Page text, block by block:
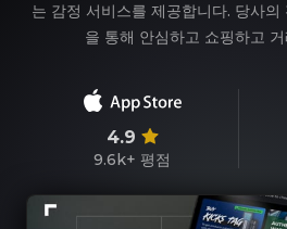
는 감정 서비스를 제공합니다. 당사
을 통해 안심하고 쇼핑하고
4.9
9.6k+ 평점